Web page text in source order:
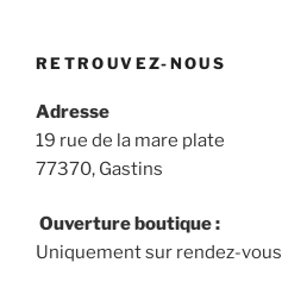
RETROUVEZ-NOUS
Adresse
19 rue de la mare plate
77370, Gastins
Ouverture boutique :
Uniquement sur rendez-vous